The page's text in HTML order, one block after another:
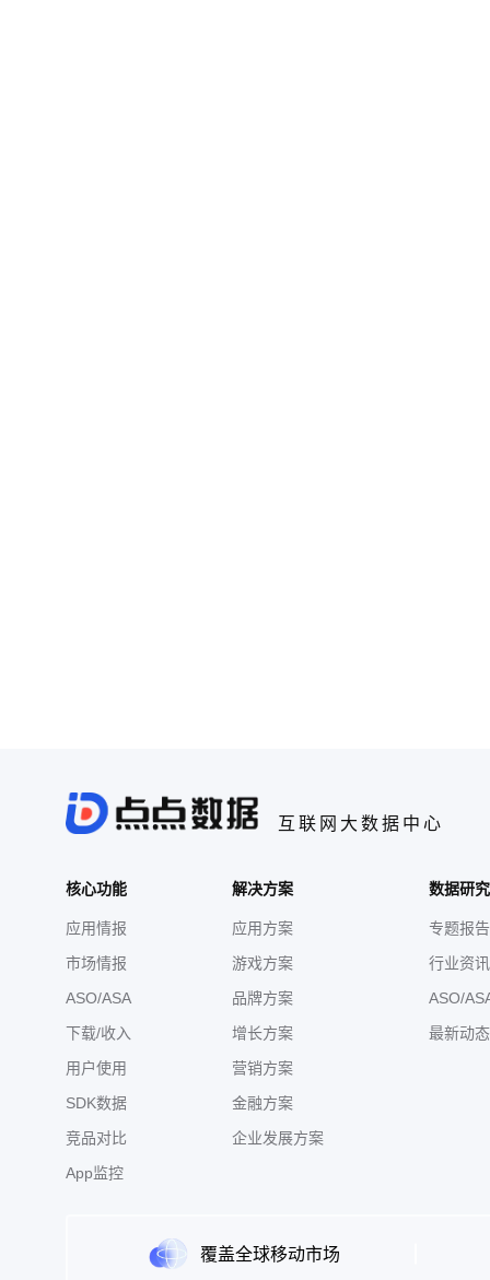
互联网大数据中心
核心功能
应用情报
市场情报
ASO/ASA
下载/收入
用户使用
SDK数据
竞品对比
App监控
解决方案
应用方案
游戏方案
品牌方案
增长方案
营销方案
金融方案
企业发展方案
数据研
专题报告
行业资讯
ASO/
最新动态
覆盖全球移动市场